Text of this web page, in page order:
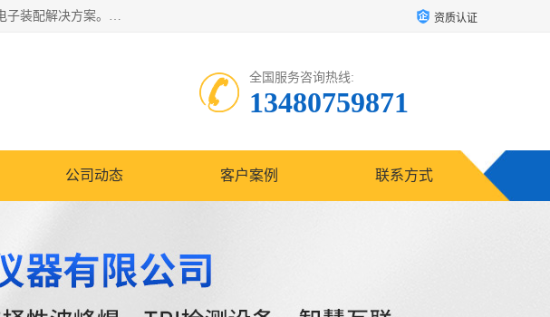
深圳市亿阳电子仪器有限公司坐落于风景秀丽的深圳市光明区，集SMT设备销售务为一体，努力为客户提供电子装配解决方案。与行业**SMT设备厂商：ASM（印刷机，锡膏检查机，贴片机），德国ERSA（爱莎）建立了稳固的代理合作关系，销售的设备一直保持**电子装配行业未来发展方向，能够满足客户各种繁杂产品的生产应用。 资质认证
全国服务咨询热线:
13480759871
公司动态 客户案例 联系方式